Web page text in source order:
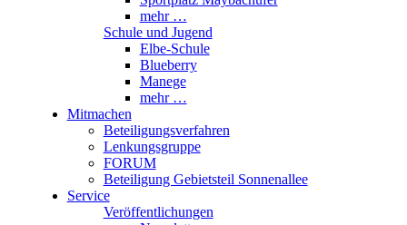
mehr …
Schule und Jugend
Elbe-Schule
Blueberry
Manege
mehr …
Mitmachen
Beteiligungsverfahren
Lenkungsgruppe
FORUM
Beteiligung Gebietsteil Sonnenallee
Service
Veröffentlichungen